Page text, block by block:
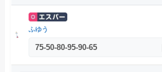
ふゆう
75-50-80-95-90-65